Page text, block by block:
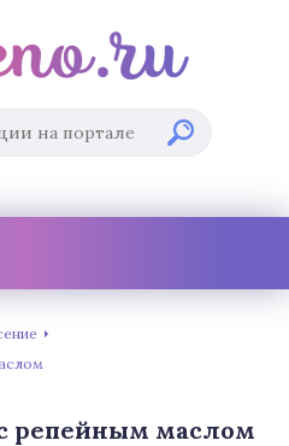
репейным маслом